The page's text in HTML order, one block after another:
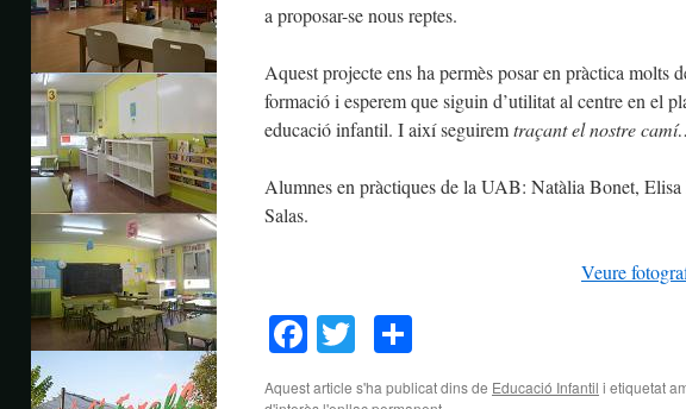
a proposar-se nous reptes.
Aquest projecte ens ha permès posar en pràctica molts
formació i esperem que siguin d’utilitat al centre en el
educació infantil. I així seguiremtraçant el nostre
Alumnes en pràctiques de la UAB: Natàlia Bonet,
Salas.
Veure
Facebook
Twitter
Aquest article s'ha publicat dins de Educació Infantil i etiquetat